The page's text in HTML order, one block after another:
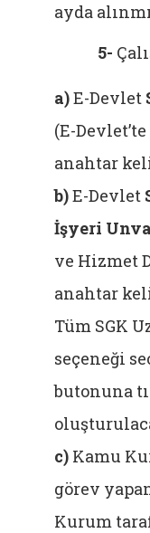
ayda
5-
a)E-Devlet
(E-
anahtar
b)E-Devlet
İşyeri
ve Hizmet
anahtar
Tüm SGK
seçeneği
butonuna
c) Kamu
görev
Kurum